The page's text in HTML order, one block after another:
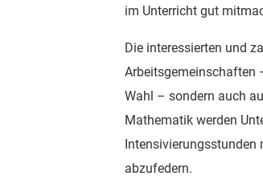
im Unterricht gut
Die interessierten und
Arbeitsgemeinschaften
Wahl – sondern auch
Mathematik werden
abzufedern.